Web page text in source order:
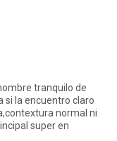
si la encuentro claro
super en